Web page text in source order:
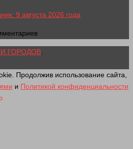
9 августа 2026 года
ГОРОДОВ
Продолжив использование сайта,
и Политикой конфиденциальности